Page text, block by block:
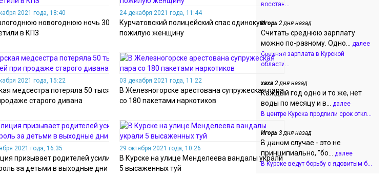
2021 года, 18:40
новогоднюю ночь 30 курян
в КПЗ
24 декабря 2021 года, 11:44
Курчатовский полицейский спас одинокую
пожилую женщину
2021 года, 15:22
медсестра потеряла 50 тысяч рублей
старого дивана
03 декабря 2021 года, 11:22
В Железногорске арестована супружеская пара
со 180 пакетами наркотиков
2021 года, 16:35
призывает родителей усилить
за детьми в выходные дни
29 октября 2021 года, 10:26
В Курске на улице Менделеева вандалы украли
5 высаженных туй
восстан...
Игорь 2 дня назад
Считать среднюю зарплату
можно по-разному. Одно... далее
Средняя зарплата в Курской
области...
хаха 2 дня назад
Каждый год одно и то же, нет
воды по месяцу и в... далее
В центре Курска продлили срок откл...
Игорь 3 дня назад
В даном случае - это не
принципиально, "бо... далее
В Курске ведут борьбу с ядовитым б...